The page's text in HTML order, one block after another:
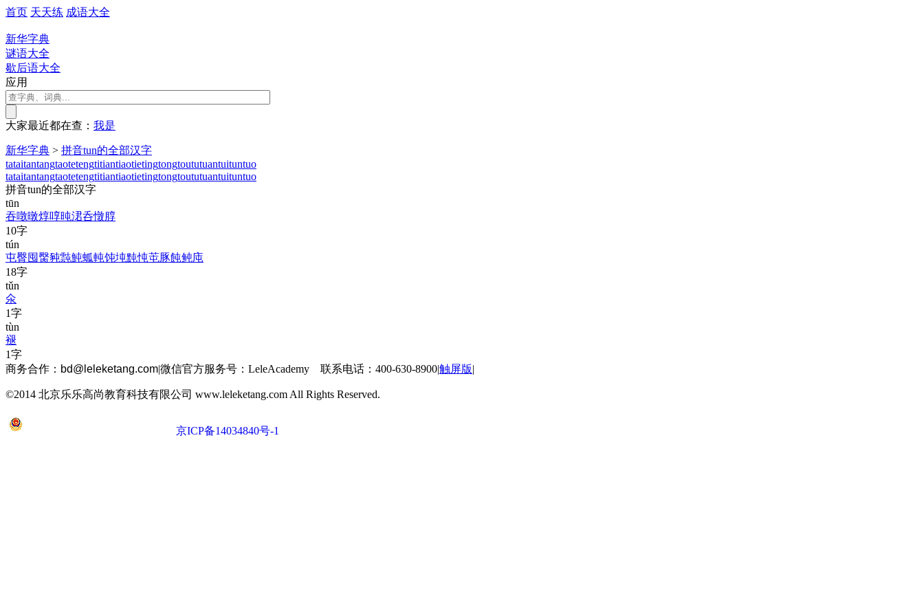
首页 天天练 成语大全
新华字典
谜语大全
歇后语大全
应用
大家最近都在查： 我是
新华字典 > 拼音tun的全部汉字
tataitantangtaotetengtitiantiaotietingtongtoututuantuituntuo
tataitantangtaotetengtitiantiaotietingtongtoututuantuituntuo
拼音tun的全部汉字
tūn
吞噋暾焞啍旽涒呑憞朜
10字
tún
屯臀囤臋豘霕魨蛌軘饨坉黗忳芚豚飩鲀庉
18字
tǔn
氽
1字
tùn
褪
1字
商务合作： bd@leleketang.com|微信官方服务号：LeleAcademy 联系电话：400-630-8900|触屏版|
©2014 北京乐乐高尚教育科技有限公司 www.leleketang.com All Rights Reserved.
京ICP备14034840号-1